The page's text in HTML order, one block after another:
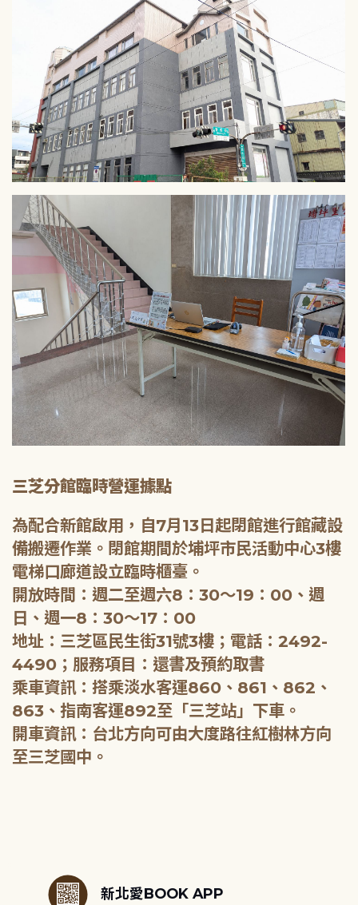
三芝分館臨時營運據點
為配合新館啟用，自7月13日起閉館進行館藏設
備搬遷作業。閉館期間於埔坪市民活動中心3樓
電梯口廊道設立臨時櫃臺。
開放時間：週二至週六8：30～19：00、週
日、週一8：30～17：00
地址：三芝區民生街31號3樓；電話：2492-
4490；服務項目：還書及預約取書
乘車資訊：搭乘淡水客運860、861、862、
863、指南客運892至「三芝站」下車。
開車資訊：台北方向可由大度路往紅樹林方向
至三芝國中。
新北愛BOOK APP